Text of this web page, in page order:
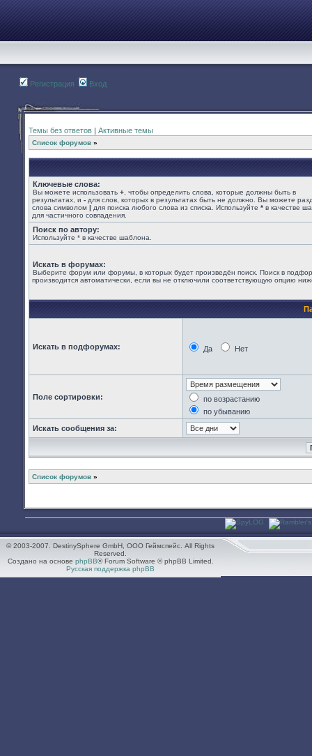
Регистрация Вход
Темы без ответов | Активные темы
Список форумов »
Ключевые слова:
Вы можете использовать + , чтобы определить слова, которые должны быть в
результатах, и - для слов, которых в результатах быть не должно. Вы можете
слова символом | для поиска любого слова из списка. Используйте * в качестве
для частичного совпадения.
Поиск по автору:
Используйте * в качестве шаблона.
Искать в форумах:
Выберите форум или форумы, в которых будет произведён поиск. Поиск в
производится автоматически, если вы не отключили соответствующую опцию
Искать в подфорумах: Да Нет
Поле сортировки:
по возрастанию
по убыванию
Искать сообщения за:
Список форумов »
© 2003-2007. DestinySphere GmbH, ООО Геймспейс. All Rights
Reserved.
Создано на основе phpBB® Forum Software © phpBB Limited.
Русская поддержка phpBB